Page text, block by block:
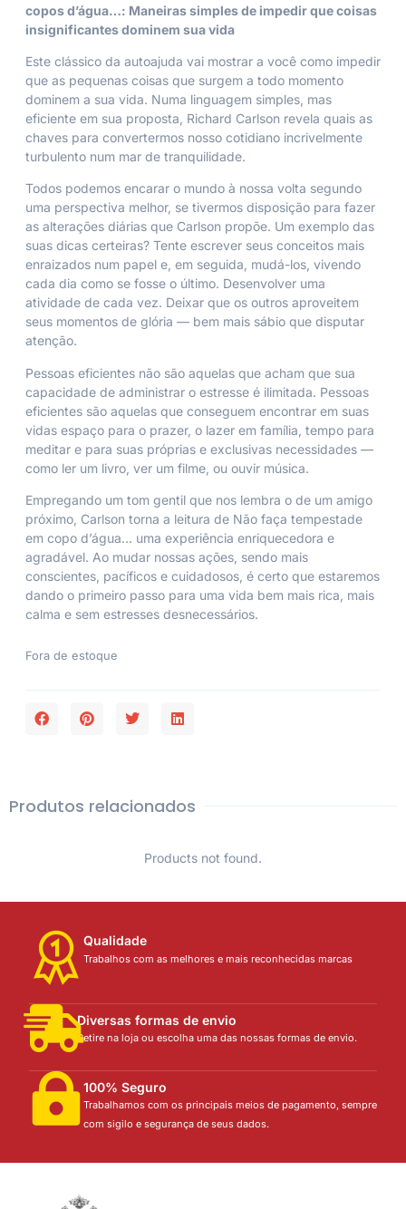
copos d’água…: Maneiras simples de impedir que coisas
insignificantes dominem sua vida
Este clássico da autoajuda vai mostrar a você como impedir
que as pequenas coisas que surgem a todo momento
dominem a sua vida. Numa linguagem simples, mas
eficiente em sua proposta, Richard Carlson revela quais as
chaves para convertermos nosso cotidiano incrivelmente
turbulento num mar de tranquilidade.
Todos podemos encarar o mundo à nossa volta segundo
uma perspectiva melhor, se tivermos disposição para fazer
as alterações diárias que Carlson propõe. Um exemplo das
suas dicas certeiras? Tente escrever seus conceitos mais
enraizados num papel e, em seguida, mudá-los, vivendo
cada dia como se fosse o último. Desenvolver uma
atividade de cada vez. Deixar que os outros aproveitem
seus momentos de glória — bem mais sábio que disputar
atenção.
Pessoas eficientes não são aquelas que acham que sua
capacidade de administrar o estresse é ilimitada. Pessoas
eficientes são aquelas que conseguem encontrar em suas
vidas espaço para o prazer, o lazer em família, tempo para
meditar e para suas próprias e exclusivas necessidades —
como ler um livro, ver um filme, ou ouvir música.
Empregando um tom gentil que nos lembra o de um amigo
próximo, Carlson torna a leitura de Não faça tempestade
em copo d’água… uma experiência enriquecedora e
agradável. Ao mudar nossas ações, sendo mais
conscientes, pacíficos e cuidadosos, é certo que estaremos
dando o primeiro passo para uma vida bem mais rica, mais
calma e sem estresses desnecessários.
Fora de estoque
Produtos relacionados
Products not found.
Qualidade
Trabalhos com as melhores e mais reconhecidas marcas
Diversas formas de envio
Retire na loja ou escolha uma das nossas formas de envio.
100% Seguro
Trabalhamos com os principais meios de pagamento, sempre
com sigilo e segurança de seus dados.